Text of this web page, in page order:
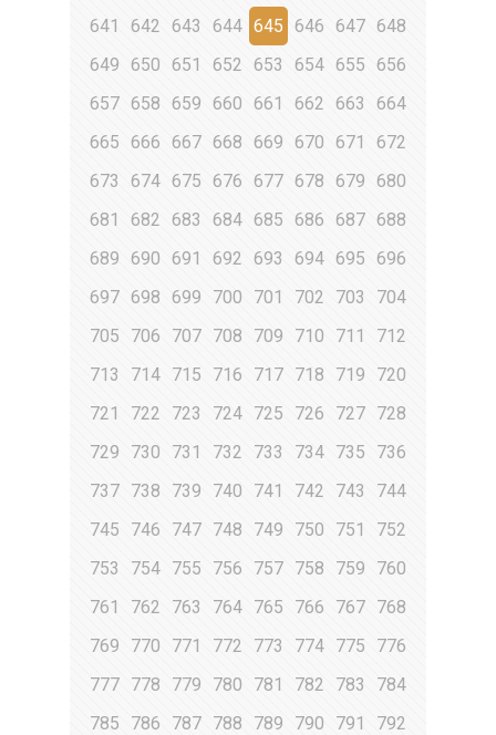
641
642 643 644 645 646 647 648
649
650 651 652 653 654 655 656
657 658 659 660 661 662 663
664
665
666 667 668 669 670 671
672
673
674 675 676 677 678 679
680
681
682 683 684 685 686 687 688
689
690 691 692 693 694 695
696
697 698 699 700 701 702 703
704
705
706 707 708 709 710 711
712
713
714 715 716 717 718 719
720
721
722 723 724 725 726 727 728
729
730 731 732 733 734 735
736
737 738 739 740 741 742 743
744
745
746 747 748 749 750 751
752
753
754 755 756 757 758 759
760
761
762 763 764 765 766 767 768
769
770 771 772 773 774 775
776
777 778 779 780 781 782 783
784
785
786 787 788 789 790 791
792